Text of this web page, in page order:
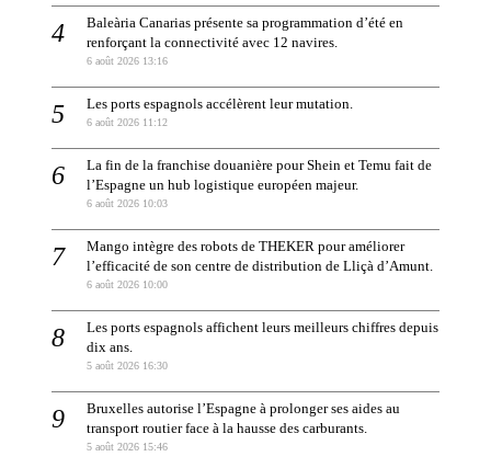
Baleària Canarias présente sa programmation d’été en
renforçant la connectivité avec 12 navires.
6 août 2026 13:16
Les ports espagnols accélèrent leur mutation.
6 août 2026 11:12
La fin de la franchise douanière pour Shein et Temu fait de
l’Espagne un hub logistique européen majeur.
6 août 2026 10:03
Mango intègre des robots de THEKER pour améliorer
l’efficacité de son centre de distribution de Lliçà d’Amunt.
6 août 2026 10:00
Les ports espagnols affichent leurs meilleurs chiffres depuis
dix ans.
5 août 2026 16:30
Bruxelles autorise l’Espagne à prolonger ses aides au
transport routier face à la hausse des carburants.
5 août 2026 15:46